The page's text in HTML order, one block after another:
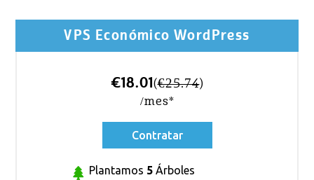
VPS Económico WordPress
€18.01(€25.74)
/mes*
Contratar
Plantamos 5 Árboles